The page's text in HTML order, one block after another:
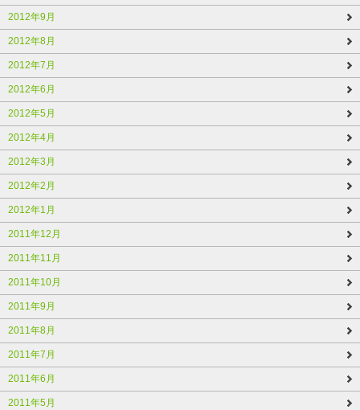
2012年9月
2012年8月
2012年7月
2012年6月
2012年5月
2012年4月
2012年3月
2012年2月
2012年1月
2011年12月
2011年11月
2011年10月
2011年9月
2011年8月
2011年7月
2011年6月
2011年5月